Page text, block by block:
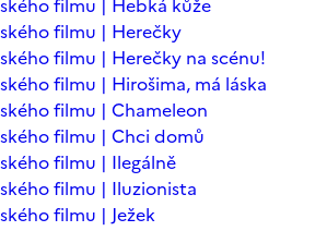
filmu | Herečky
filmu | Herečky na scénu!
filmu | Hirošima, má láska
filmu | Chameleon
filmu | Chci domů
filmu | Ilegálně
filmu | Iluzionista
filmu | Ježek